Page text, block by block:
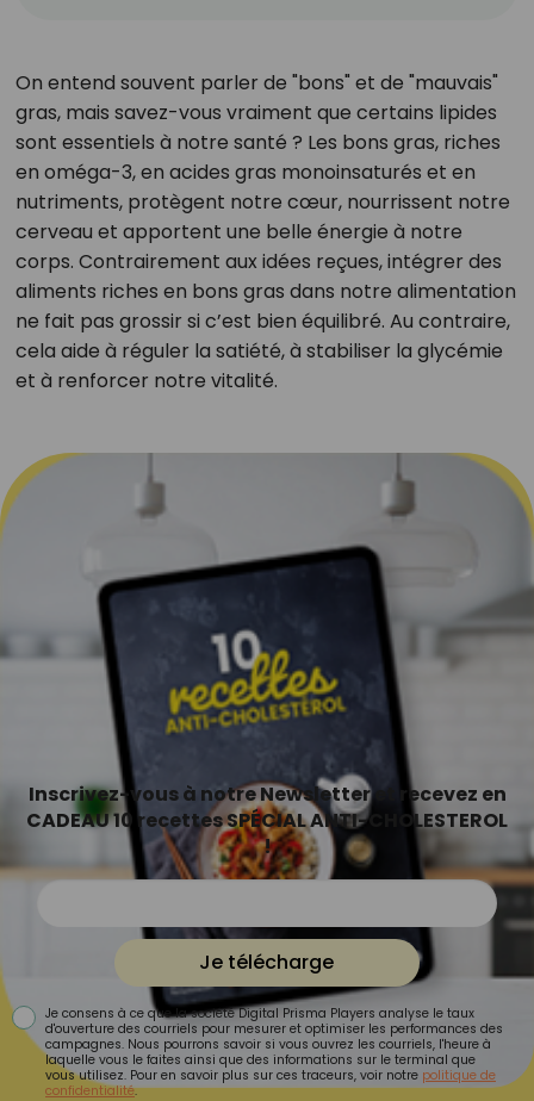
On entend souvent parler de "bons" et de "mauvais"
gras, mais savez-vous vraiment que certains lipides
sont essentiels à notre santé ? Les bons gras, riches
en oméga-3, en acides gras monoinsaturés et en
nutriments, protègent notre cœur, nourrissent notre
cerveau et apportent une belle énergie à notre
corps. Contrairement aux idées reçues, intégrer des
aliments riches en bons gras dans notre alimentation
ne fait pas grossir si c’est bien équilibré. Au contraire,
cela aide à réguler la satiété, à stabiliser la glycémie
et à renforcer notre vitalité.
Inscrivez-vous à notre Newsletter et recevez en
CADEAU 10 recettes SPÉCIAL ANTI-CHOLESTEROL
!
Je télécharge
Je consens à ce que la société Digital Prisma Players analyse le taux
d'ouverture des courriels pour mesurer et optimiser les performances des
campagnes. Nous pourrons savoir si vous ouvrez les courriels, l'heure à
laquelle vous le faites ainsi que des informations sur le terminal que
vous utilisez. Pour en savoir plus sur ces traceurs, voir notre politique de
confidentialité.